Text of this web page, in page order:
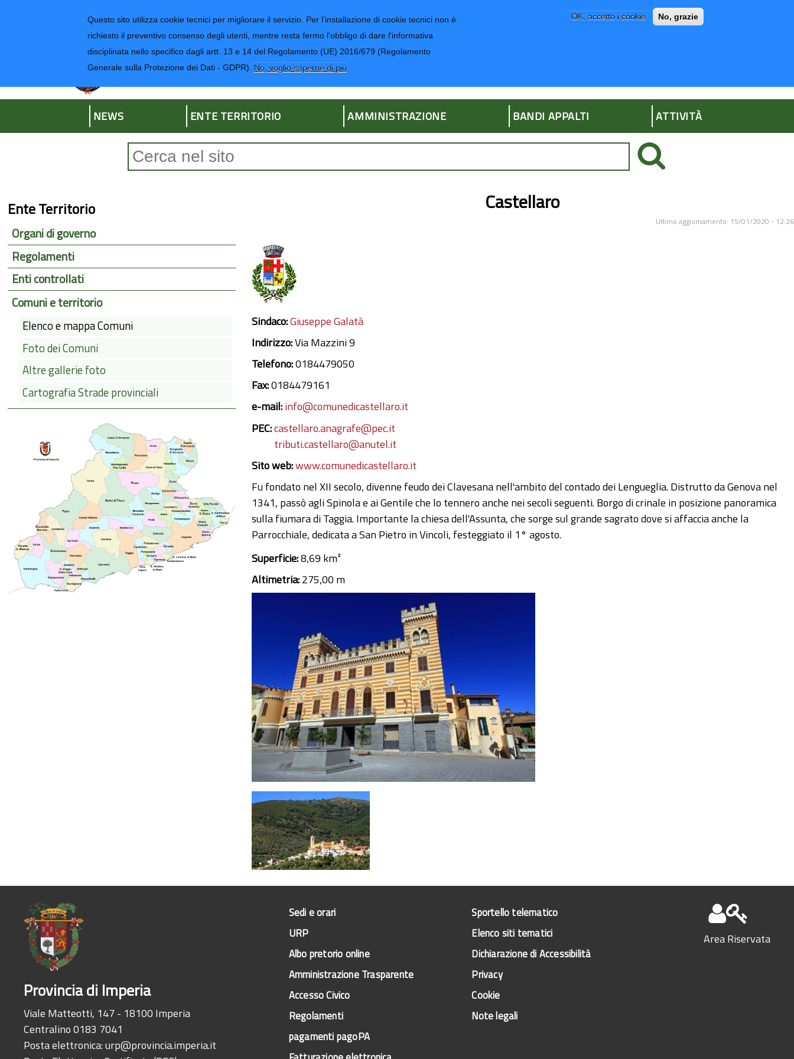
Questo sito utilizza cookie tecnici per migliorare il servizio. Per l'installazione di cookie tecnici non è
richiesto il preventivo consenso degli utenti, mentre resta fermo l'obbligo di dare l'informativa
disciplinata nello specifico dagli artt. 13 e 14 del Regolamento (UE) 2016/679 (Regolamento
Generale sulla Protezione dei Dati - GDPR). No, voglio saperne di più
OK, accetto i cookie No, grazie
Regione Liguria
Provincia di Imperia
NEWS ENTE TERRITORIO AMMINISTRAZIONE BANDI APPALTI ATTIVITÀ
Castellaro
Ultimo aggiornamento: 15/01/2020 - 12:26
Sindaco:Giuseppe Galatà
Indirizzo:Via Mazzini 9
Telefono:0184479050
Fax:0184479161
e-mail:info@comunedicastellaro.it
PEC:castellaro.anagrafe@pec.it
tributi.castellaro@anutel.it
Sito web:www.comunedicastellaro.it
Fu fondato nel XII secolo, divenne feudo dei Clavesana nell'ambito del contado dei Lengueglia. Distrutto da Genova nel
1341, passò agli Spinola e ai Gentile che lo tennero anche nei secoli seguenti. Borgo di crinale in posizione panoramica
sulla fiumara di Taggia. Importante la chiesa dell'Assunta, che sorge sul grande sagrato dove si affaccia anche la
Parrocchiale, dedicata a San Pietro in Vincoli, festeggiato il 1° agosto.
Superficie:8,69 km²
Altimetria:275,00 m
Ente Territorio
Organi di governo
Regolamenti
Enti controllati
Comuni e territorio
Elenco e mappa Comuni
Foto dei Comuni
Altre gallerie foto
Cartografia Strade provinciali
Provincia di Imperia
Viale Matteotti, 147 - 18100 Imperia
Centralino 0183 7041
Posta elettronica:urp@provincia.imperia.it
Sedi e orari
URP
Albo pretorio online
Amministrazione Trasparente
Accesso Civico
Regolamenti
pagamenti pagoPA
Sportello telematico
Elenco siti tematici
Dichiarazione di Accessibilità
Privacy
Cookie
Note legali
Area Riservata